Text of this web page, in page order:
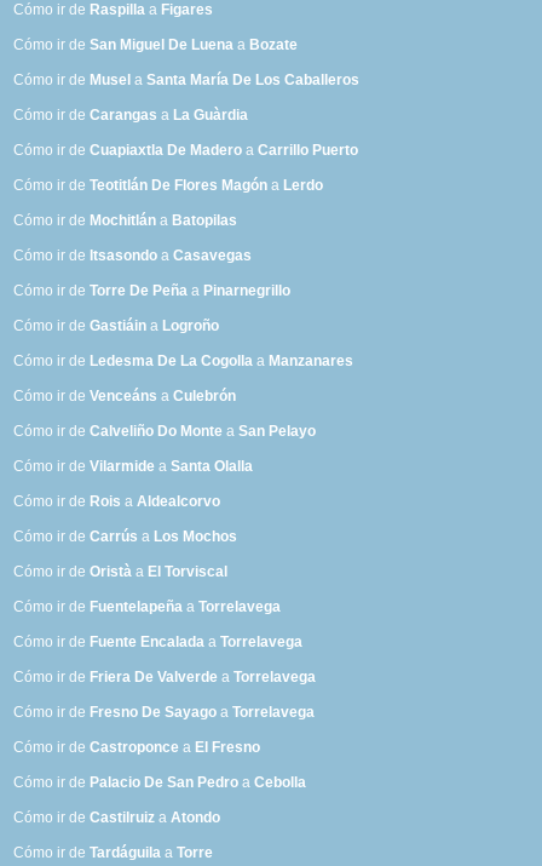
Cómo ir de Raspilla a Figares
Cómo ir deSan Miguel De Luena a Bozate
Cómo ir de Musel aSanta María De Los Caballeros
Cómo ir deCarangas a La Guàrdia
Cómo ir deCuapiaxtla De Madero aCarrillo Puerto
Cómo ir deTeotitlán De Flores Magón a Lerdo
Cómo ir de Mochitlán a Batopilas
Cómo ir de Itsasondo aCasavegas
Cómo ir deTorre De Peña a Pinarnegrillo
Cómo ir deGastiáin a Logroño
Cómo ir de Ledesma De La Cogolla a Manzanares
Cómo ir deVenceáns aCulebrón
Cómo ir deCalveliño Do Monte aSan Pelayo
Cómo ir deVilarmide aSanta Olalla
Cómo ir de Rois aAldealcorvo
Cómo ir deCarrús a Los Mochos
Cómo ir deOristà a El Torviscal
Cómo ir de Fuentelapeña aTorrelavega
Cómo ir de Fuente Encalada aTorrelavega
Cómo ir de Friera De Valverde aTorrelavega
Cómo ir de Fresno De Sayago aTorrelavega
Cómo ir deCastroponce a El Fresno
Cómo ir de Palacio De San Pedro aCebolla
Cómo ir deCastilruiz aAtondo
Cómo ir deTardáguila aTorre